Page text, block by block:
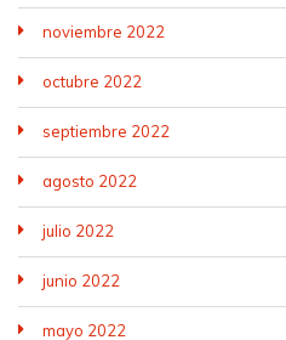
noviembre 2022
octubre 2022
septiembre 2022
agosto 2022
julio 2022
junio 2022
mayo 2022